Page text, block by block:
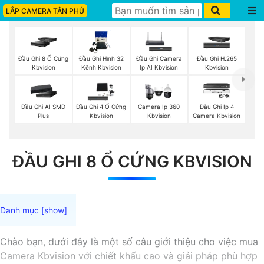
LẮP CAMERA TÂN PHÚ
Đầu Ghi 8 Ổ Cứng
Kbvision
Đầu Ghi Hình 32
Kênh Kbvision
Đầu Ghi Camera
Ip AI Kbvision
Đầu Ghi H.265
Kbvision
Đầu Ghi AI SMD
Plus
Đầu Ghi 4 Ổ Cứng
Kbvision
Camera Ip 360
Kbvision
Đầu Ghi Ip 4
Camera Kbvision
ĐẦU GHI 8 Ổ CỨNG KBVISION
Chào bạn, dưới đây là một số câu giới thiệu cho việc mua
Camera Kbvision với chiết khấu cao và giải pháp phù hợp